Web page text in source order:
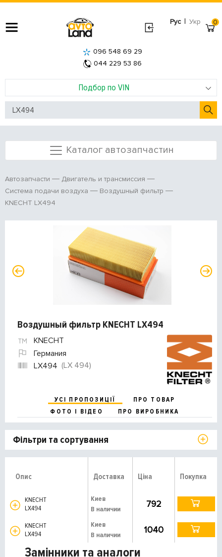
Рус | Укр
Подбор по VIN
096 548 69 29
044 229 53 86
0
Каталог автозапчастин
Автозапчасти
Двигатель и трансмиссия
Система подачи воздуха
Воздушный фильтр
KNECHT LX494
Воздушный фильтр KNECHT LX494
KNECHT
Германия
LX494 (LX 494)
УСІ ПРОПОЗИЦІЇ
ПРО ТОВАР
ФОТО І ВІДЕО
ПРО ВИРОБНИКА
Фільтри та сортування
Опис Доставка Ціна Покупка
KNECHT
LX494
Киев
В наличии
792
KNECHT
LX494
Киев
В наличии
1040
Замінники та аналоги